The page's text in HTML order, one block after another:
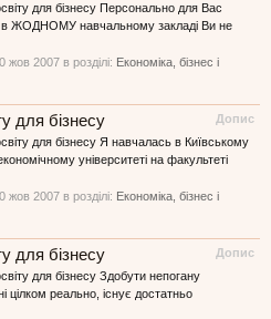
для бізнесу Персонально для Вас
в ЖОДНОМУ навчальному закладі Ви не
жов 2007 в розділі: Економіка, бізнес і
Допис
для бізнесу
для бізнесу Я навчалась в Київському
університеті на факультеті
жов 2007 в розділі: Економіка, бізнес і
Допис
для бізнесу
для бізнесу Здобути непогану
цілком реально, існує достатньо